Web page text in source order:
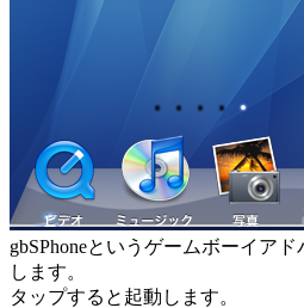
gbSPhoneというゲームボーイア
します。
タップすると起動します。